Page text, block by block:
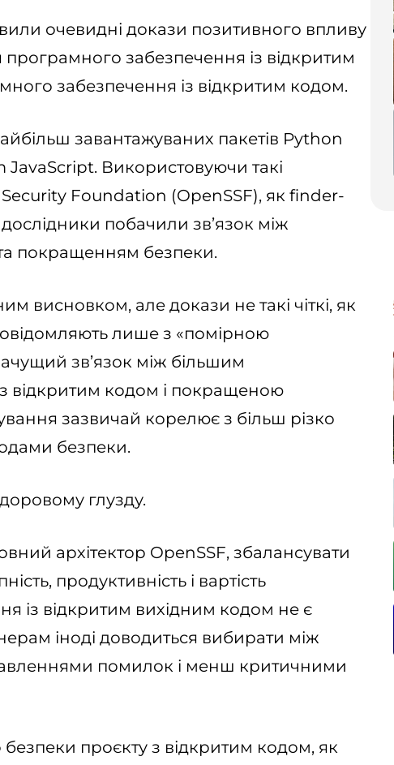
очевидні докази позитивного впливу
забезпечення із відкритим
забезпечення із відкритим кодом.
завантажуваних пакетів Python
JavaScript. Використовуючи такі
Foundation (OpenSSF), як finder-
побачили зв’язок між
покращенням безпеки.
висновком, але докази не такі чіткі, як
лише з «помірною
зв’язок між більшим
відкритим кодом і покращеною
зазвичай корелює з більш різко
безпеки.
глузду.
архітектор OpenSSF, збалансувати
продуктивність і вартість
із відкритим вихідним кодом не є
іноді доводиться вибирати між
помилок і менш критичними
безпеки проєкту з відкритим кодом, як